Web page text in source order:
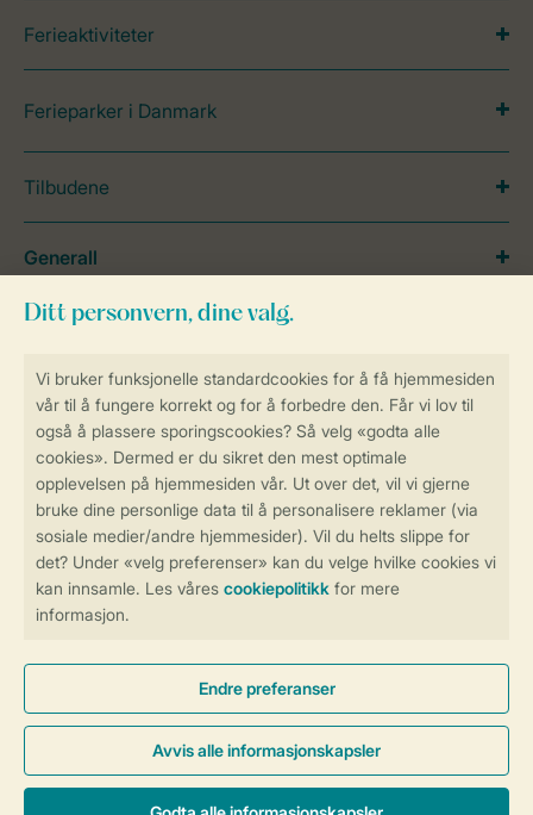
Mer info og preferanser
Sikker og rask online booking
Sikker datahåndtering
Sikker betaling
Ferieaktiviteter
Ferieparker i Danmark
Tilbudene
Generall
Service
Betalingsmuligheder
Generelle betingelser Persondatapolitik Cookies og bannere